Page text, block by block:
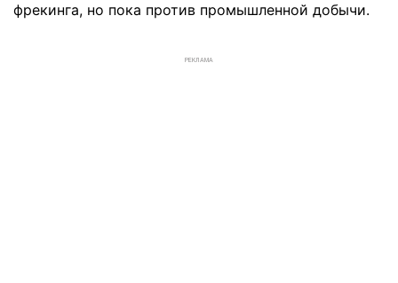
фрекинга, но пока против промышленной добычи.
РЕКЛАМА